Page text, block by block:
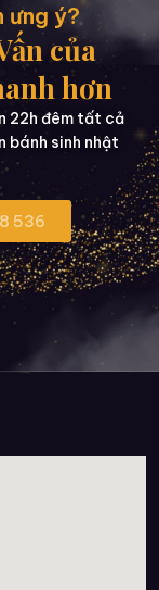
ưng ý?
của
hơn
22h đêm tất cả
bánh sinh nhật
536